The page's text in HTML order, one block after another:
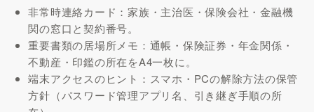
非常時連絡カード：家族・主治医・保険会社・金融機
関の窓口と契約番号。
重要書類の居場所メモ：通帳・保険証券・年金関係・
不動産・印鑑の所在をA4一枚に。
端末アクセスのヒント：スマホ・PCの解除方法の保管
方針（パスワード管理アプリ名、引き継ぎ手順の所